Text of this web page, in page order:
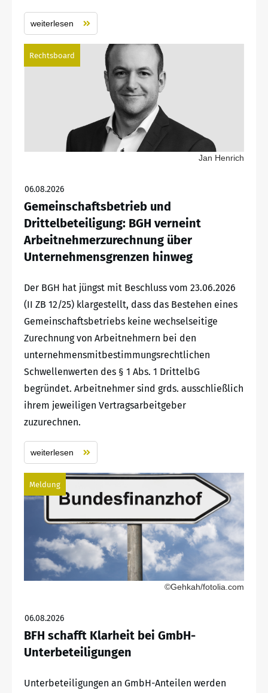
weiterlesen
Rechtsboard
Jan Henrich
06.08.2026
Gemeinschaftsbetrieb und
Drittelbeteiligung: BGH verneint
Arbeitnehmerzurechnung über
Unternehmensgrenzen hinweg
Der BGH hat jüngst mit Beschluss vom 23.06.2026
(II ZB 12/25) klargestellt, dass das Bestehen eines
Gemeinschaftsbetriebs keine wechselseitige
Zurechnung von Arbeitnehmern bei den
unternehmensmitbestimmungsrechtlichen
Schwellenwerten des § 1 Abs. 1 DrittelbG
begründet. Arbeitnehmer sind grds. ausschließlich
ihrem jeweiligen Vertragsarbeitgeber
zuzurechnen.
weiterlesen
Meldung
©Gehkah/fotolia.com
06.08.2026
BFH schafft Klarheit bei GmbH-
Unterbeteiligungen
Unterbeteiligungen an GmbH-Anteilen werden